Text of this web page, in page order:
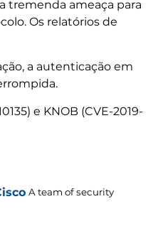
tremenda ameaça para
Os relatórios de
a autenticação em
e KNOB (CVE-2019-
A team of security